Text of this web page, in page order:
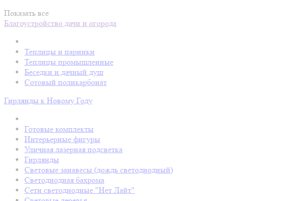
Показать все
Благоустройство дачи и огорода
Теплицы и парники
Теплицы промышленные
Беседки и дачный душ
Сотовый поликарбонат
Гирлянды к Новому Году
Готовые комплекты
Интерьерные фигуры
Уличная лазерная подсветка
Гирлянды
Световые занавесы (дождь светодиодный)
Светодиодная бахрома
Сети светодиодные "Нет Лайт"